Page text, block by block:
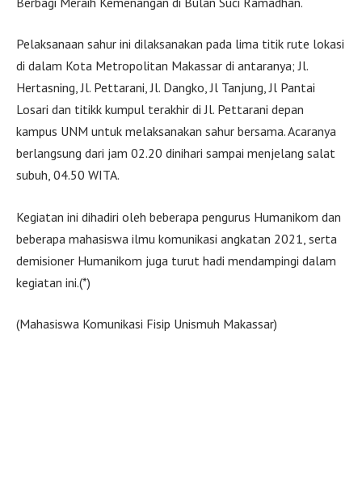
Pelaksanaan sahur ini dilaksanakan pada lima titik rute lokasi
di dalam Kota Metropolitan Makassar di antaranya; Jl.
Hertasning, Jl. Pettarani, Jl. Dangko, Jl Tanjung, Jl Pantai
Losari dan titikk kumpul terakhir di Jl. Pettarani depan
kampus UNM untuk melaksanakan sahur bersama. Acaranya
berlangsung dari jam 02.20 dinihari sampai menjelang salat
subuh, 04.50 WITA.
Kegiatan ini dihadiri oleh beberapa pengurus Humanikom dan
beberapa mahasiswa ilmu komunikasi angkatan 2021, serta
demisioner Humanikom juga turut hadi mendampingi dalam
kegiatan ini.(*)
(Mahasiswa Komunikasi Fisip Unismuh Makassar)